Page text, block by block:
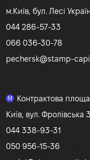
м.Київ, бул. Лесі
044 286-57-33
066 036-30-78
pechersk@stamp-
M
Контрактова площа
Київ, вул. Фролівська
044 338-93-31
050 956-15-36